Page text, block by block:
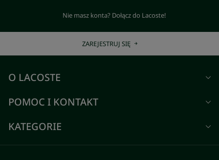
Nie masz konta? Dołącz do Lacoste!
ZAREJESTRUJ SIĘ
O LACOSTE
POMOC I KONTAKT
KATEGORIE